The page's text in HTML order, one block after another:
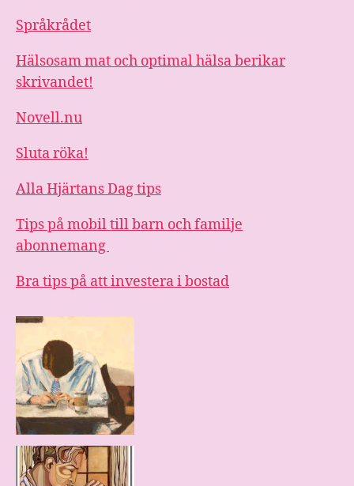
Språkrådet
Hälsosam mat och optimal hälsa berikar
skrivandet!
Novell.nu
Sluta röka!
Alla Hjärtans Dag tips
Tips på mobil till barn och familje
abonnemang
Bra tips på att investera i bostad